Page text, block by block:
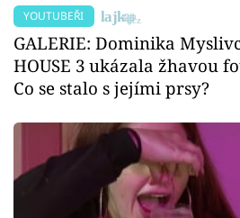
YOUTUBEŘI
GALERIE: Dominika
HOUSE 3 ukázala žhavou
Co se stalo s jejími prsy?